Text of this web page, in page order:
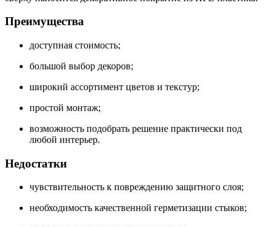
Преимущества
доступная стоимость;
большой выбор декоров;
широкий ассортимент цветов и текстур;
простой монтаж;
возможность подобрать решение практически под
любой интерьер.
Недостатки
чувствительность к повреждению защитного слоя;
необходимость качественной герметизации стыков;